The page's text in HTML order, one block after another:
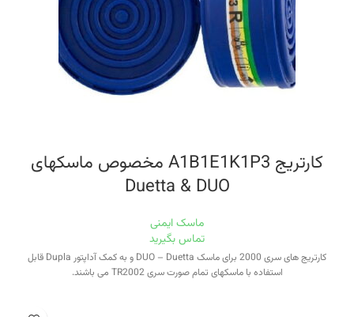
می‌کنند.
این ماسک طبق مقررات EU-2016/425 و بر اساس استاندارد EN 140:1998
SIBOL با استفاده از کارتریج‌های سری ۸۷ که ویژه این ماسک است، برای مقابله با
آلودگی‌های شیمیایی در تمام صنایع و برای کار در مشاغل سمپاشی، رنگپاشی و در
حوزه‌های صنعتی، کشاورزی، باغبانی و خدمات آزمایشگاهی و غیره مناسب است.
کارتریج A1B1E1K1P3 مخصوص ماسکهای
Duetta & DUO
ماسک ایمنی
تماس بگیرید
کارتریج های سری 2000 برای ماسک DUO – Duetta و به کمک آداپتور Dupla قابل
استفاده با ماسکهای تمام صورت سری TR2002 می باشند.